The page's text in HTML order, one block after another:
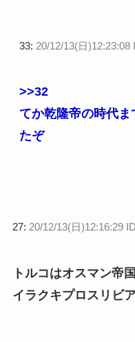
33: 20/12/13(日)12:23:08
>>32
てか乾隆帝の時代
たぞ
27: 20/12/13(日)12:16:29
トルコはオスマン
イラクキプロスリビ